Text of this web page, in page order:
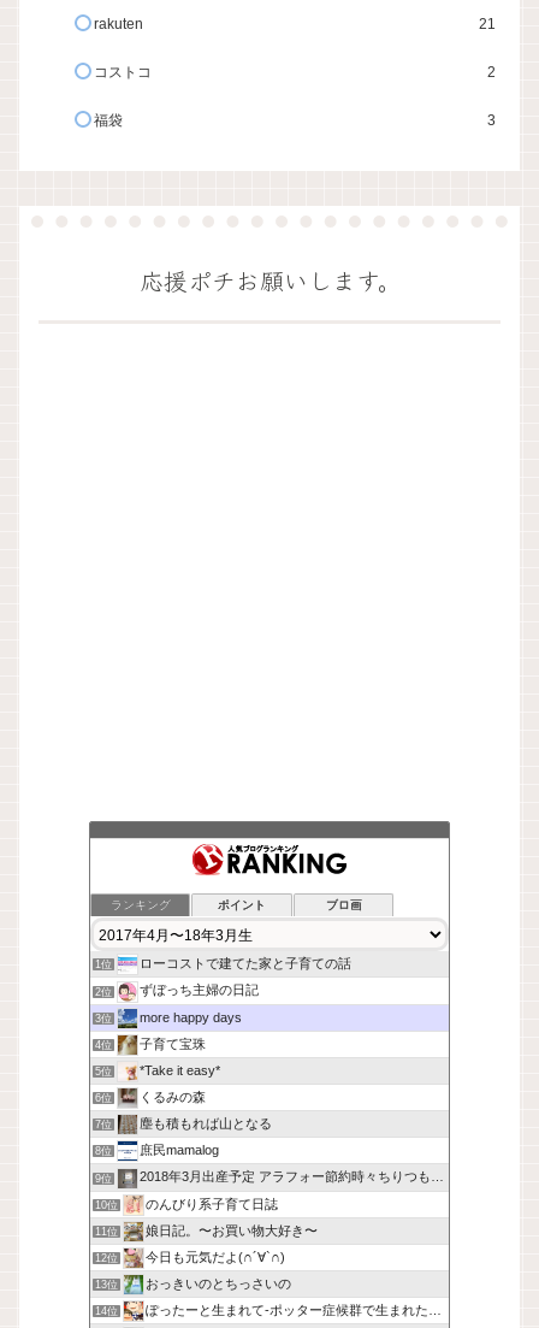
rakuten 21
コストコ 2
福袋 3
応援ポチお願いします。
ランキング ポイント ブロ画
1位 ローコストで建てた家と子育ての話
2位 ずぼっち主婦の日記
3位 more happy days
4位 子育て宝珠
5位 *Take it easy*
6位 くるみの森
7位 塵も積もれば山となる
8位 庶民mamalog
9位 2018年3月出産予定 アラフォー節約時々ちりつも貯金
10位 のんびり系子育て日誌
11位 娘日記。〜お買い物大好き〜
12位 今日も元気だよ(∩´∀`∩)
13位 おっきいのとちっさいの
14位 ぽったーと生まれて-ポッター症候群で生まれた次男の話。